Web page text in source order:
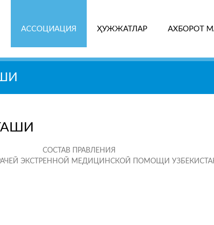
АССОЦИАЦИЯ ҲУЖЖАТЛАР АХБОРОТ
СОСТАВ ПРАВЛЕНИЯ
ЭКСТРЕННОЙ МЕДИЦИНСКОЙ ПОМОЩИ